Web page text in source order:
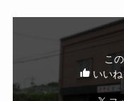
こ
いい